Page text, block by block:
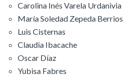
Carolina Inés Varela Urdanivia
María Soledad Zepeda Berrios
Luis Cisternas
Claudia Ibacache
Oscar Díaz
Yubisa Fabres